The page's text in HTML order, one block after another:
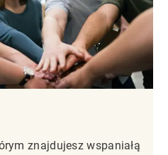
znajdujesz wspaniałą